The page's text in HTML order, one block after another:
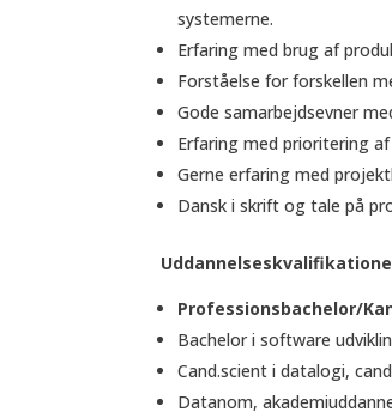
systemerne.
Erfaring med brug af
Forståelse for forskellen
Gode samarbejdsevner
Erfaring med prioritering
Gerne erfaring med
Dansk i skrift og tale på
Professionsbachelor/
Bachelor i software
Cand.scient i datalogi,
Datanom,